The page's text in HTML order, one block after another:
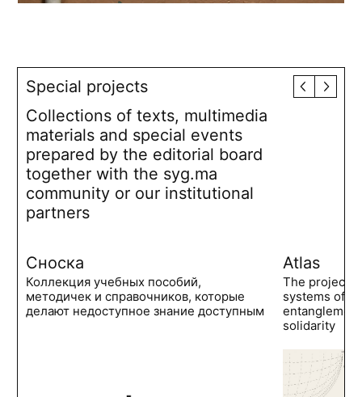
Special projects
Collections of texts, multimedia
materials and special events
prepared by the editorial board
together with the syg.ma
community or our institutional
partners
Сноска
Коллекция учебных пособий,
методичек и справочников, которые
делают недоступное знание доступным
Atlas
The project
systems of
solidarity